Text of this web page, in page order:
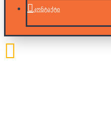
კონტაქტი